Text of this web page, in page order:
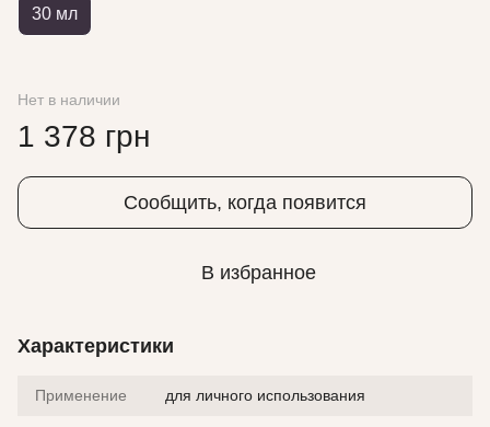
30 мл
Нет в наличии
1 378 грн
Сообщить, когда появится
В избранное
Характеристики
Применение для личного использования